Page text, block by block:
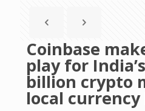
Coinbase
play for
billion crypto
local